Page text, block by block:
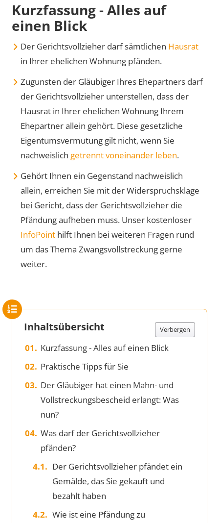
Kurzfassung - Alles auf
einen Blick
Der Gerichtsvollzieher darf sämtlichen Hausrat
in Ihrer ehelichen Wohnung pfänden.
Zugunsten der Gläubiger Ihres Ehepartners darf
der Gerichtsvollzieher unterstellen, dass der
Hausrat in Ihrer ehelichen Wohnung Ihrem
Ehepartner allein gehört. Diese gesetzliche
Eigentumsvermutung gilt nicht, wenn Sie
nachweislich getrennt voneinander leben.
Gehört Ihnen ein Gegenstand nachweislich
allein, erreichen Sie mit der Widerspruchsklage
bei Gericht, dass der Gerichtsvollzieher die
Pfändung aufheben muss. Unser kostenloser
InfoPoint hilft Ihnen bei weiteren Fragen rund
um das Thema Zwangsvollstreckung gerne
weiter.
Inhaltsübersicht Verbergen
Kurzfassung - Alles auf einen Blick
Praktische Tipps für Sie
Der Gläubiger hat einen Mahn- und
Vollstreckungsbescheid erlangt: Was
nun?
Was darf der Gerichtsvollzieher
pfänden?
Der Gerichtsvollzieher pfändet ein
Gemälde, das Sie gekauft und
bezahlt haben
Wie ist eine Pfändung zu